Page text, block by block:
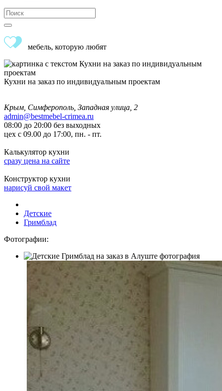
мебель, которую любят
Кухни на заказ по индивидуальным проектам
Крым, Симферополь, Западная улица, 2
admin@bestmebel-crimea.ru
08:00 до 20:00 без выходных
цех с 09.00 до 17:00, пн. - пт.
Калькулятор кухни
сразу цена на сайте
Конструктор кухни
нарисуй свой макет
Детские
Гримблад
Фотографии: